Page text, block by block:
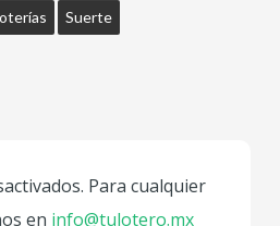
Suerte
Para cualquier
en info@tulotero.mx